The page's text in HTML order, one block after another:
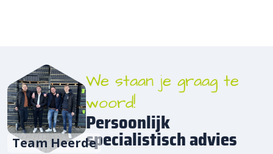
Team Heerde
We staan je graag te
woord!
Persoonlijk
specialistisch advies